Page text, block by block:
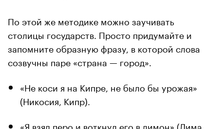
По этой же методике можно заучивать
столицы государств. Просто придумайте и
запомните образную фразу, в которой слова
созвучны паре «страна — город».
«Не коси я на Кипре, не было бы урожая»
(Никосия, Кипр).
«Я взял перо и воткнул его в лимон» (Лима,